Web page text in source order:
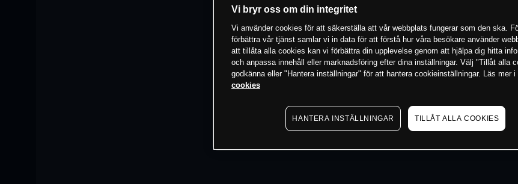
Vi bryr oss om din integritet
Vi använder cookies för att säkerställa att vår webbplats fungerar som den ska.
förbättra vår tjänst samlar vi in data för att förstå hur våra besökare använder
att tillåta alla cookies kan vi förbättra din upplevelse genom att hjälpa dig hitta
och anpassa innehåll eller marknadsföring efter dina inställningar. Välj "Tillåt alla
godkänna eller "Hantera inställningar" för att hantera cookieinställningar. Läs mer i
cookies
HANTERA INSTÄLLNINGAR TILLÅT ALLA COOKIES